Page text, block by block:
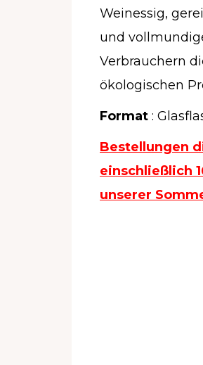
Weinessig,
und
Verbrauchern
ökologischen
Format :
Bestellungen
einschließlich
unserer